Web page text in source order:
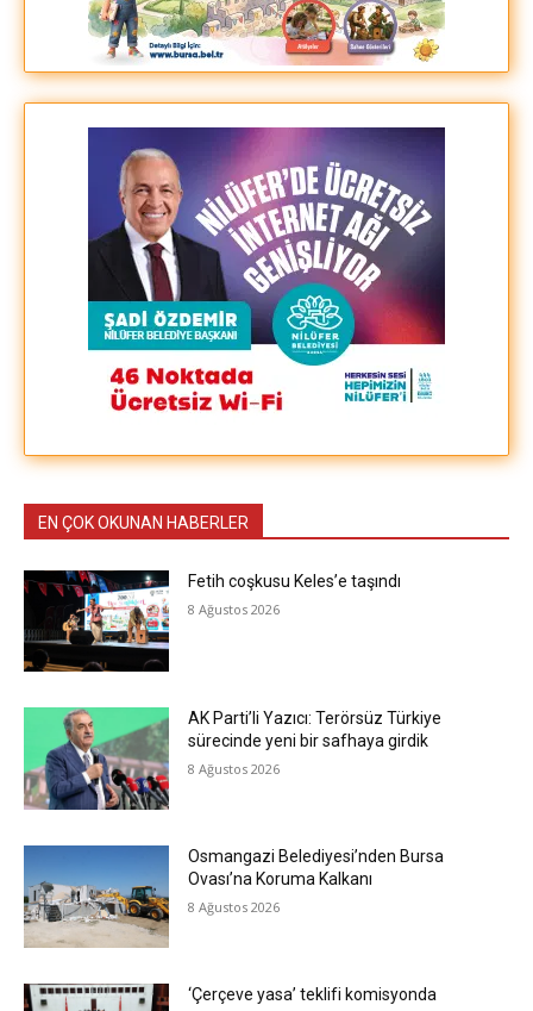
EN ÇOK OKUNAN HABERLER
Fetih coşkusu Keles’e taşındı
8 Ağustos 2026
AK Parti’li Yazıcı: Terörsüz Türkiye
sürecinde yeni bir safhaya girdik
8 Ağustos 2026
Osmangazi Belediyesi’nden Bursa
Ovası’na Koruma Kalkanı
8 Ağustos 2026
‘Çerçeve yasa’ teklifi komisyonda